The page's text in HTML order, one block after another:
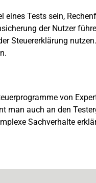
Tests sein,
der Nutzer
Steuererklärung
von
man auch an den
Sachverhalte